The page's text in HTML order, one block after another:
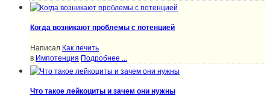
Когда возникают проблемы с потенцией
Написал Как лечить
в Импотенция Подробнее ...
Что такое лейкоциты и зачем они нужны